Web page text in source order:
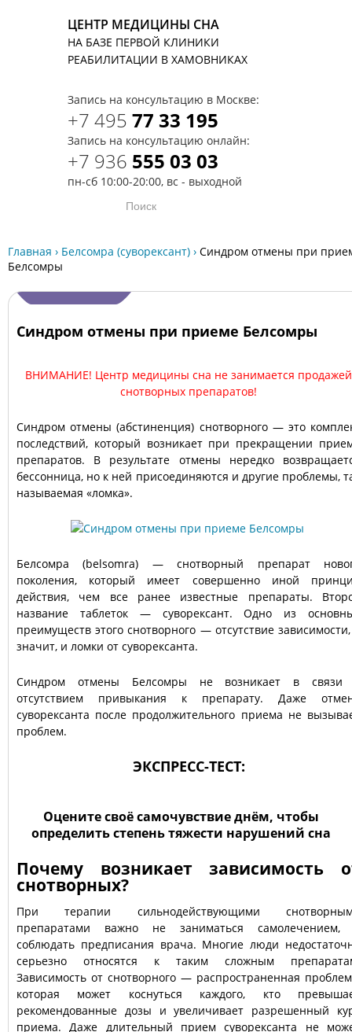
ЦЕНТР МЕДИЦИНЫ СНА
НА БАЗЕ ПЕРВОЙ КЛИНИКИ
РЕАБИЛИТАЦИИ В ХАМОВНИКАХ
Запись на консультацию в Москве:
+7 495 77 33 195
Запись на консультацию онлайн:
+7 936 555 03 03
пн-сб 10:00-20:00, вс - выходной
Главная › Белсомра (суворексант) › Синдром отмены при
Белсомры
Синдром отмены при приеме Белсомры
ВНИМАНИЕ! Центр медицины сна не занимается продажей
снотворных препаратов!
Синдром отмены (абстиненция) снотворного — это
последствий, который возникает при прекращении
препаратов. В результате отмены нередко
бессонница, но к ней присоединяются и другие проблемы,
называемая «ломка».
Белсомра (belsomra) — снотворный препарат
поколения, который имеет совершенно иной
действия, чем все ранее известные препараты.
название таблеток — суворексант. Одно из
преимуществ этого снотворного — отсутствие
значит, и ломки от суворексанта.
Синдром отмены Белсомры не возникает в связи
отсутствием привыкания к препарату. Даже
суворексанта после продолжительного приема не
проблем.
ЭКСПРЕСС-ТЕСТ:
Оцените своё самочувствие днём, чтобы
определить степень тяжести нарушений сна
Почему возникает зависимость
снотворных?
При терапии сильнодействующими
препаратами важно не заниматься самолечением,
соблюдать предписания врача. Многие люди
серьезно относятся к таким сложным
Зависимость от снотворного — распространенная
которая может коснуться каждого, кто
рекомендованные дозы и увеличивает разрешенный
приема. Даже длительный прием суворексанта не